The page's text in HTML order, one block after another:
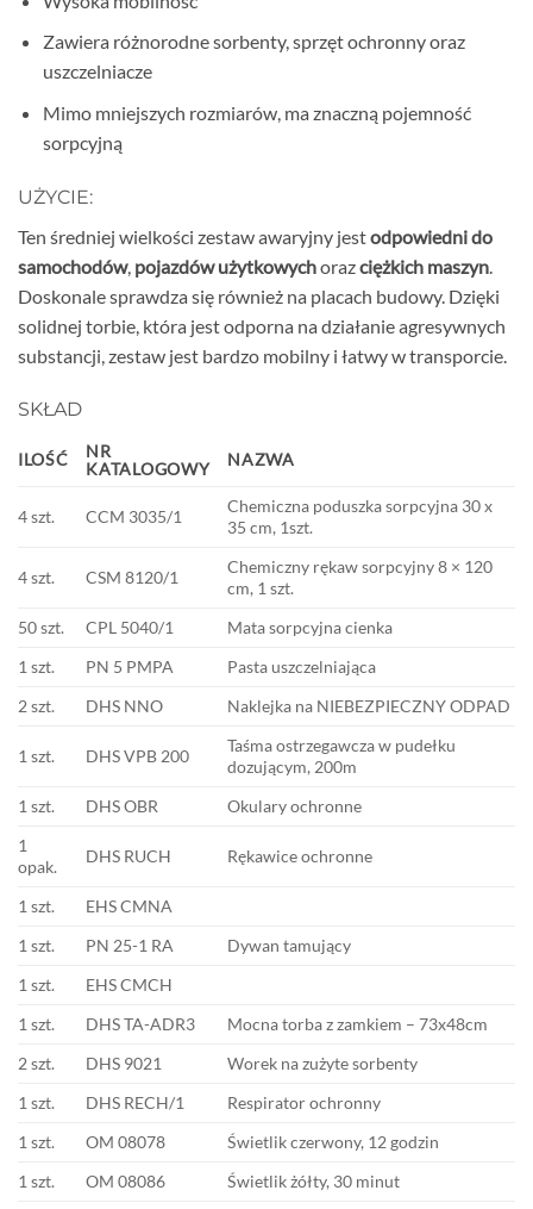
Zawiera różnorodne sorbenty, sprzęt ochronny oraz
uszczelniacze
Mimo mniejszych rozmiarów, ma znaczną pojemność
sorpcyjną
UŻYCIE:
Ten średniej wielkości zestaw awaryjny jestodpowiedni do
samochodów, pojazdów użytkowychorazciężkich maszyn
Doskonale sprawdza się również na placach budowy. Dzięki
solidnej torbie, która jest odporna na działanie agresywnych
substancji, zestaw jest bardzo mobilny i łatwy w transporcie.
SKŁAD
ILOŚĆ
NR
KATALOGOWY
NAZWA
4 szt. CCM 3035/1
Chemiczna poduszka sorpcyjna 30 x
35 cm, 1szt.
4 szt. CSM 8120/1
Chemiczny rękaw sorpcyjny 8 × 120
cm, 1 szt.
50 szt.
CPL 5040/1
Mata sorpcyjna cienka
1 szt.
PN 5 PMPA
Pasta uszczelniająca
2 szt.
DHS NNO Naklejka na NIEBEZPIECZNY ODPAD
1 szt. DHS VPB 200
Taśma ostrzegawcza w pudełku
dozującym, 200m
1 szt.
DHS OBR
Okulary ochronne
1
opak.
DHS RUCH Rękawice ochronne
1 szt.
EHS CMNA
1 szt.
PN 25-1 RA
Dywan tamujący
1 szt.
EHS CMCH
1 szt.
DHS TA-ADR3
Mocna torba z zamkiem – 73x48cm
2 szt.
DHS 9021
Worek na zużyte sorbenty
1 szt.
DHS RECH/1
Respirator ochronny
1 szt.
OM 08078
Świetlik czerwony, 12 godzin
1 szt.
OM 08086 Świetlik żółty, 30 minut